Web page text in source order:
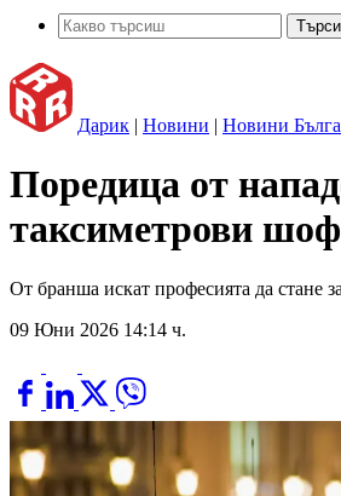
Дарик | Новини | Новини
Поредица от
таксиметрови
От бранша искат професията да стане
09 Юни 2026 14:14 ч.